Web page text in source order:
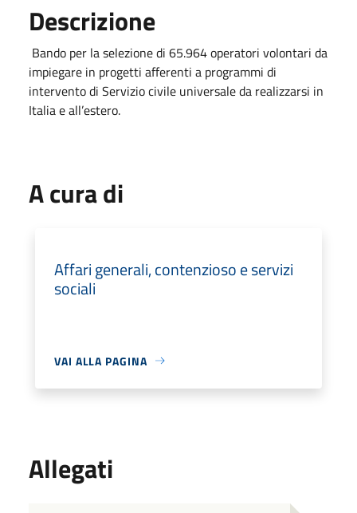
Descrizione
Bando per la selezione di 65.964 operatori volontari da
impiegare in progetti afferenti a programmi di
intervento di Servizio civile universale da realizzarsi in
Italia e all’estero.
A cura di
Affari generali, contenzioso e servizi
sociali
VAI ALLA PAGINA
Allegati